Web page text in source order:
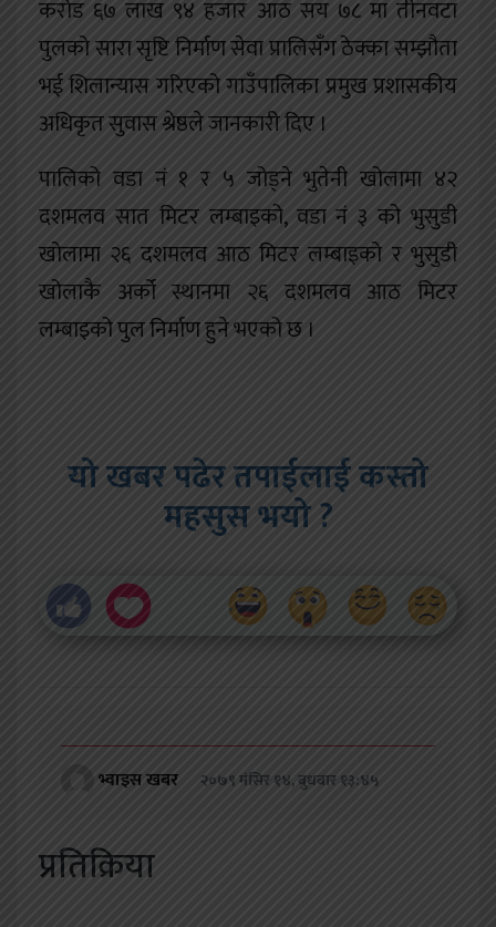
करोड ६७ लाख ९४ हजार आठ सय ७८ मा तीनवटा
पुलको सारा सृष्टि निर्माण सेवा प्रालिसँग ठेक्का सम्झौता
भई शिलान्यास गरिएको गाउँपालिका प्रमुख प्रशासकीय
अधिकृत सुवास श्रेष्ठले जानकारी दिए ।
पालिको वडा नं १ र ५ जोड्ने भुतेनी खोलामा ४२
दशमलव सात मिटर लम्बाइको, वडा नं ३ को भुसुडी
खोलामा २६ दशमलव आठ मिटर लम्बाइको र भुसुडी
खोलाकै अर्को स्थानमा २६ दशमलव आठ मिटर
लम्बाइको पुल निर्माण हुने भएको छ ।
यो खबर पढेर तपाईलाई कस्तो
महसुस भयो ?
भ्वाइस खबर २०७९ मंसिर १४, बुधबार १३:४५
प्रतिक्रिया